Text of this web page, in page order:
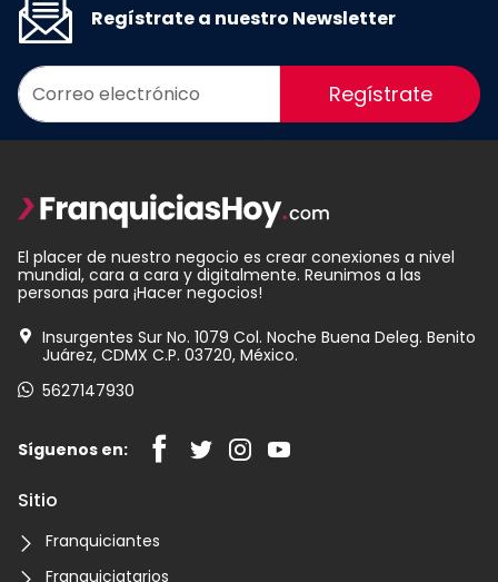
Regístrate a nuestro Newsletter
Regístrate
El placer de nuestro negocio es crear conexiones a nivel
mundial, cara a cara y digitalmente. Reunimos a las
personas para ¡Hacer negocios!
Insurgentes Sur No. 1079 Col. Noche Buena Deleg. Benito
Juárez, CDMX C.P. 03720, México.
5627147930
Síguenos en:
Sitio
Franquiciantes
Franquiciatarios